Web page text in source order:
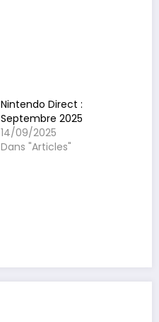
Nintendo Direct :
Septembre 2025
14/09/2025
Dans "Articles"